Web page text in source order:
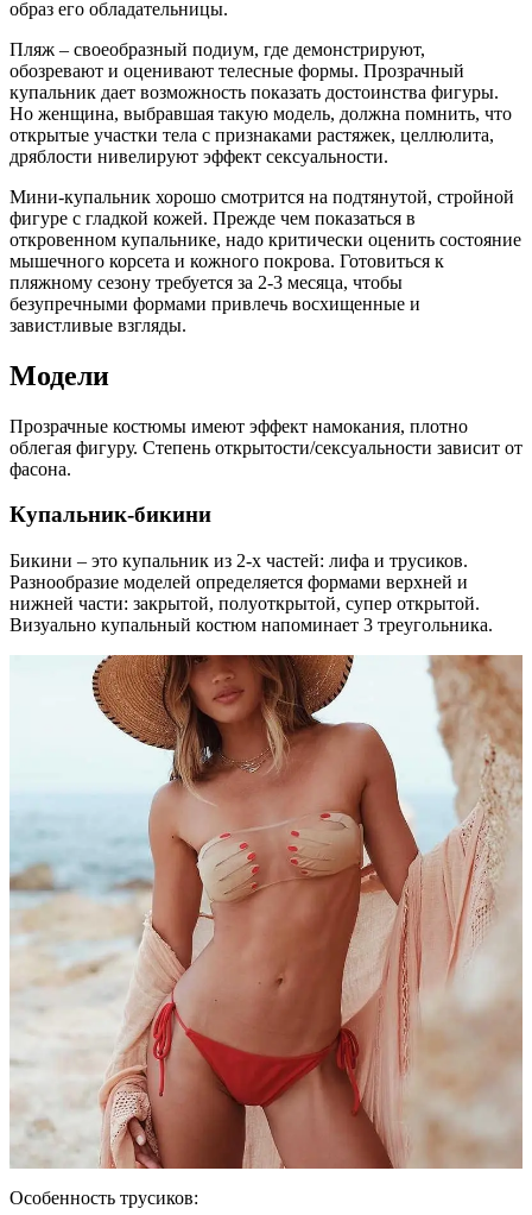
образ его обладательницы.
Пляж – своеобразный подиум, где демонстрируют,
обозревают и оценивают телесные формы. Прозрачный
купальник дает возможность показать достоинства фигуры.
Но женщина, выбравшая такую модель, должна помнить, что
открытые участки тела с признаками растяжек, целлюлита,
дряблости нивелируют эффект сексуальности.
Мини-купальник хорошо смотрится на подтянутой, стройной
фигуре с гладкой кожей. Прежде чем показаться в
откровенном купальнике, надо критически оценить состояние
мышечного корсета и кожного покрова. Готовиться к
пляжному сезону требуется за 2-3 месяца, чтобы
безупречными формами привлечь восхищенные и
завистливые взгляды.
Модели
Прозрачные костюмы имеют эффект намокания, плотно
облегая фигуру. Степень открытости/сексуальности зависит от
фасона.
Купальник-бикини
Бикини – это купальник из 2-х частей: лифа и трусиков.
Разнообразие моделей определяется формами верхней и
нижней части: закрытой, полуоткрытой, супер открытой.
Визуально купальный костюм напоминает 3 треугольника.
Особенность трусиков: